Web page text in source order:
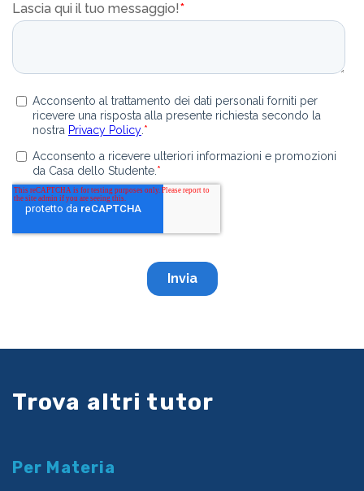
Trova altri tutor
Per Materia